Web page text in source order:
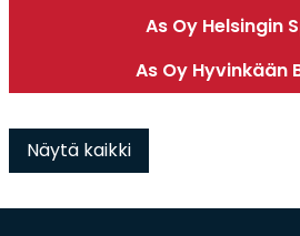
As Oy Helsingin
As Oy Hyvinkään
Näytä kaikki